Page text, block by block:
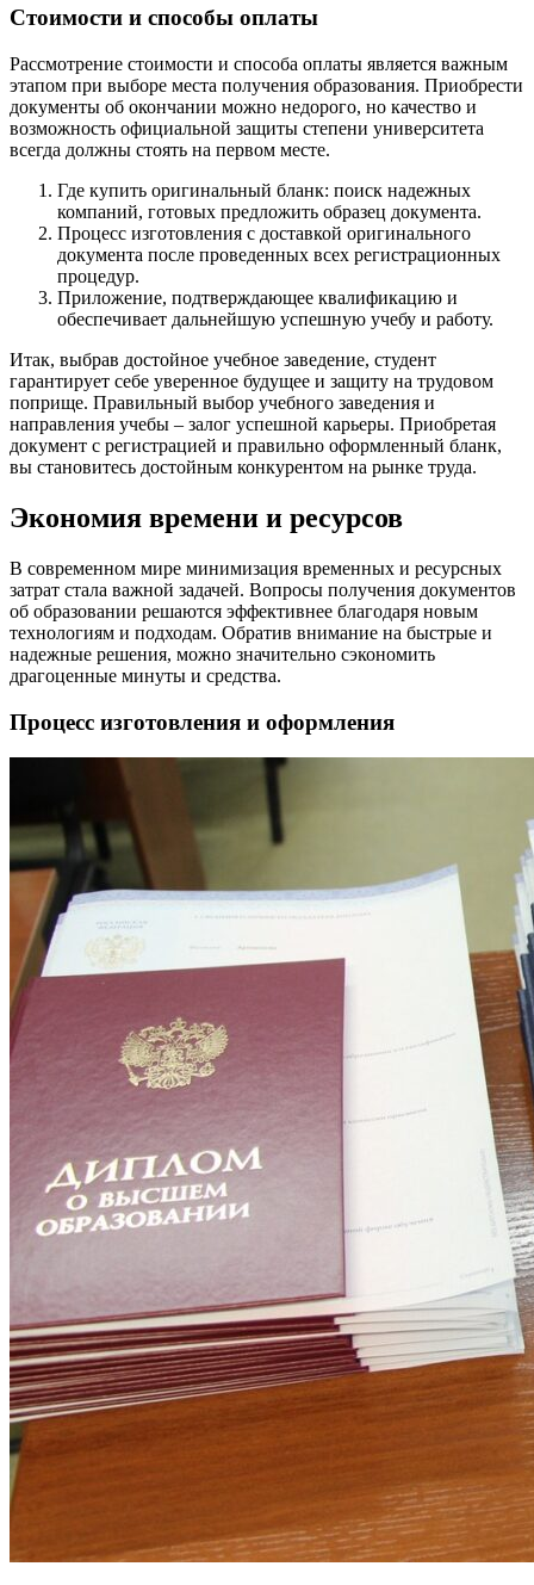
Стоимости и способы оплаты
Рассмотрение стоимости и способа оплаты является важным
этапом при выборе места получения образования. Приобрести
документы об окончании можно недорого, но качество и
возможность официальной защиты степени университета
всегда должны стоять на первом месте.
Где купить оригинальный бланк: поиск надежных
компаний, готовых предложить образец документа.
Процесс изготовления с доставкой оригинального
документа после проведенных всех регистрационных
процедур.
Приложение, подтверждающее квалификацию и
обеспечивает дальнейшую успешную учебу и работу.
Итак, выбрав достойное учебное заведение, студент
гарантирует себе уверенное будущее и защиту на трудовом
поприще. Правильный выбор учебного заведения и
направления учебы – залог успешной карьеры. Приобретая
документ с регистрацией и правильно оформленный бланк,
вы становитесь достойным конкурентом на рынке труда.
Экономия времени и ресурсов
В современном мире минимизация временных и ресурсных
затрат стала важной задачей. Вопросы получения документов
об образовании решаются эффективнее благодаря новым
технологиям и подходам. Обратив внимание на быстрые и
надежные решения, можно значительно сэкономить
драгоценные минуты и средства.
Процесс изготовления и оформления